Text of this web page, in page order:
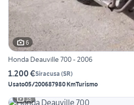
6
Honda Deauville 700 - 2006
1.200 €Siracusa (SR)
Usato05/200687980 KmTurismo
18